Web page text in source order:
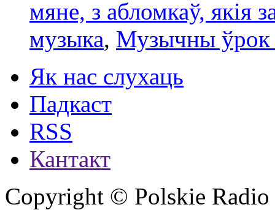
мяне, з абломкаў, якія
музыка, Музычны ўрок
Як нас слухаць
Падкаст
RSS
Кантакт
Copyright © Polskie